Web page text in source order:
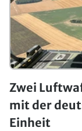
Zwei
mit der
Einheit